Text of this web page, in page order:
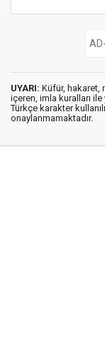
UYARI: Küfür, hakaret,
içeren, imla kuralları ile
Türkçe karakter
onaylanmamaktadır.